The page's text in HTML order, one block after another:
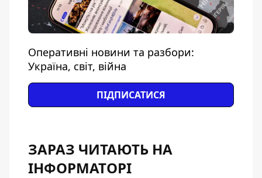
Оперативні новини та разбори:
Україна, світ, війна
ПІДПИСАТИСЯ
ЗАРАЗ ЧИТАЮТЬ НА
ІНФОРМАТОРІ